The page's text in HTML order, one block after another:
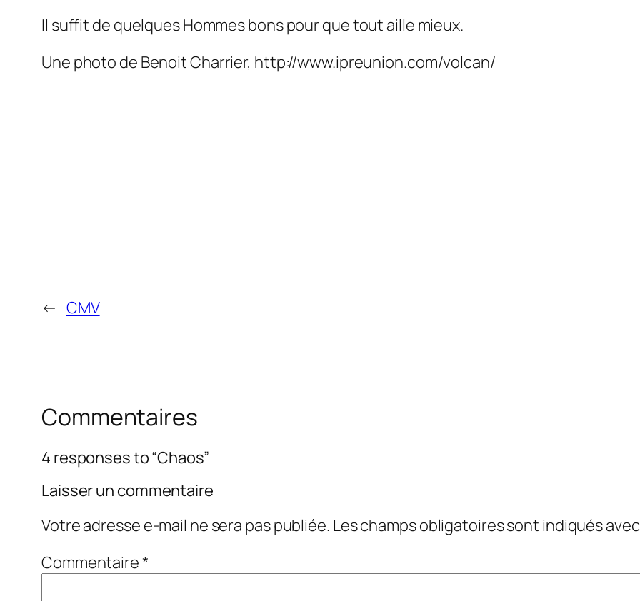
Il suffit de quelques Hommes bons pour que tout aille mieux.
Une photo de Benoit Charrier, http://www.ipreunion.com/volcan/
← CMV
Commentaires
4 responses to “Chaos”
Laisser un commentaire
Votre adresse e-mail ne sera pas publiée. Les champs obligatoires sont indiqués
Commentaire*